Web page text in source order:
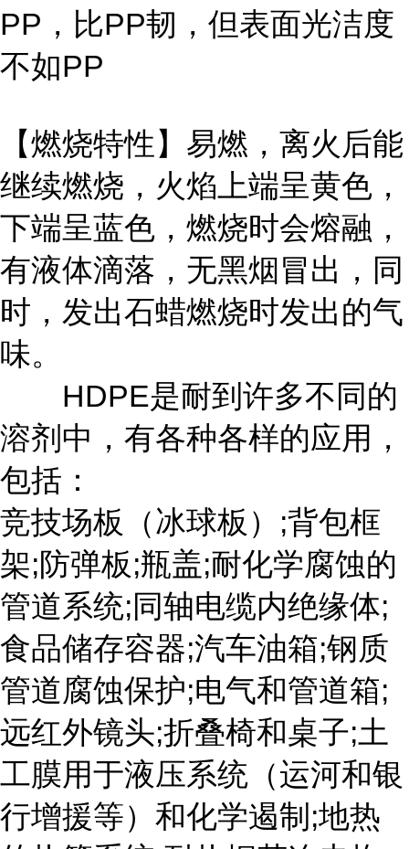
PP，比PP韧，但表面光洁度
不如PP
【燃烧特性】易燃，离火后能
继续燃烧，火焰上端呈黄色，
下端呈蓝色，燃烧时会熔融，
有液体滴落，无黑烟冒出，同
时，发出石蜡燃烧时发出的气
味。
HDPE是耐到许多不同的
溶剂中，有各种各样的应用，
包括：
竞技场板（冰球板）;背包框
架;防弹板;瓶盖;耐化学腐蚀的
管道系统;同轴电缆内绝缘体;
食品储存容器;汽车油箱;钢质
管道腐蚀保护;电气和管道箱;
远红外镜头;折叠椅和桌子;土
工膜用于液压系统（运河和银
行增援等）和化学遏制;地热